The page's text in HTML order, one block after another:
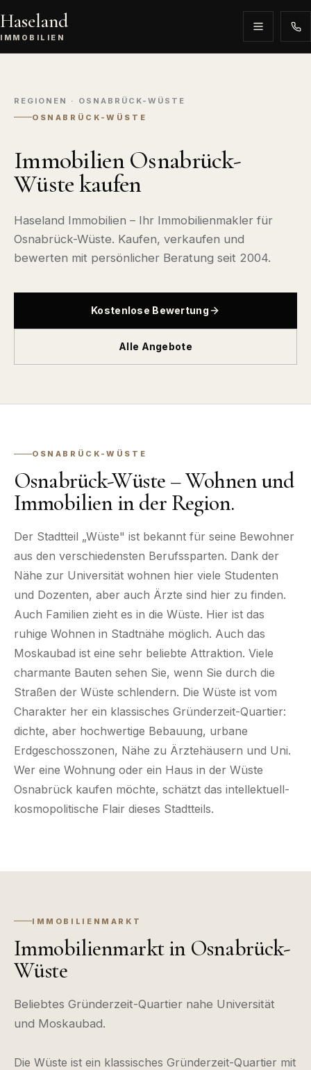
Haseland
IMMOBILIEN
REGIONEN · OSNABRÜCK-WÜSTE
OSNABRÜCK-WÜSTE
Immobilien Osnabrück-
Wüste kaufen
Haseland Immobilien – Ihr Immobilienmakler für
Osnabrück-Wüste. Kaufen, verkaufen und
bewerten mit persönlicher Beratung seit 2004.
Kostenlose Bewertung
Alle Angebote
OSNABRÜCK-WÜSTE
Osnabrück-Wüste – Wohnen und
Immobilien in der Region.
Der Stadtteil „Wüste" ist bekannt für seine Bewohner
aus den verschiedensten Berufssparten. Dank der
Nähe zur Universität wohnen hier viele Studenten
und Dozenten, aber auch Ärzte sind hier zu finden.
Auch Familien zieht es in die Wüste. Hier ist das
ruhige Wohnen in Stadtnähe möglich. Auch das
Moskaubad ist eine sehr beliebte Attraktion. Viele
charmante Bauten sehen Sie, wenn Sie durch die
Straßen der Wüste schlendern. Die Wüste ist vom
Charakter her ein klassisches Gründerzeit-Quartier:
dichte, aber hochwertige Bebauung, urbane
Erdgeschosszonen, Nähe zu Ärztehäusern und Uni.
Wer eine Wohnung oder ein Haus in der Wüste
Osnabrück kaufen möchte, schätzt das intellektuell-
kosmopolitische Flair dieses Stadtteils.
IMMOBILIENMARKT
Immobilienmarkt in Osnabrück-
Wüste
Beliebtes Gründerzeit-Quartier nahe Universität
und Moskaubad.
Die Wüste ist ein klassisches Gründerzeit-Quartier mit